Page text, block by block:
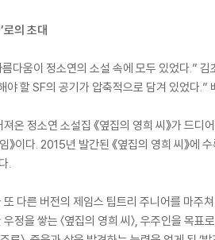
로의 초대
다움이 정소연의 소설 속에 모두 있었다.”
야 할 SF의 공기가 압축적으로 담겨 있었다.”
온 정소연 소설집 《옆집의 영희 씨》가 드
이다. 2015년 발간된 《옆집의 영희 씨》에 수
.
다른 버전의 제임스 팁트리 주니어를 마주
정을 쌓는 〈옆집의 영희 씨〉, 우주인을 목